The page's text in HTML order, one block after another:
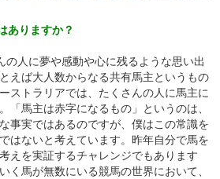
ありますか？
の人に夢や感動や心に残るような思い出
えば大人数からなる共有馬主というもの
ストラリアでは、たくさんの人に馬主に
「馬主は赤字になるもの」というのは、
事実ではあるのですが、僕はこの常識を
はないと考えています。昨年自分で馬を
えを実証するチャレンジでもあります
く馬が無数にいる競馬の世界において、